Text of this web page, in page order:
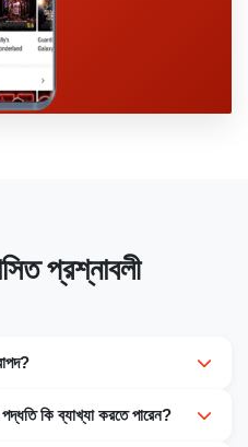
প্রশ্নাবলী
গেলে, এটিকে প্রায়শই নিরাপদ বলে
অনেক নিরাপত্তা বৈশিষ্ট্য রয়েছে যা
কি ব্যাখ্যা করতে পারেন?